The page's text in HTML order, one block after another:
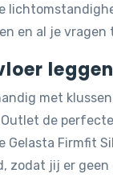
en al je vragen
met
Outlet de
Gelasta Firmfit
zodat jij er geen